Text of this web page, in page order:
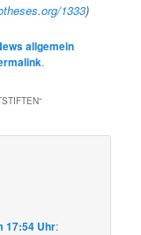
1333)
allgemein
.
“
17:54 Uhr: